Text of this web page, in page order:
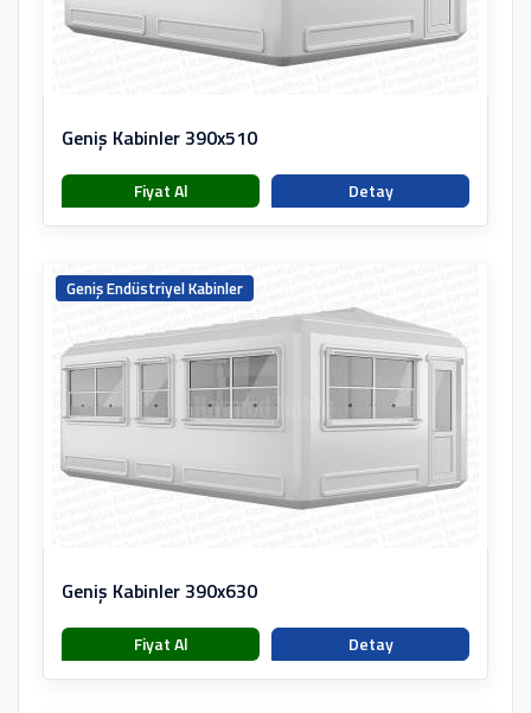
Geniş Kabinler 390x510
Fiyat Al Detay
Geniş Endüstriyel Kabinler
Geniş Kabinler 390x630
Fiyat Al Detay